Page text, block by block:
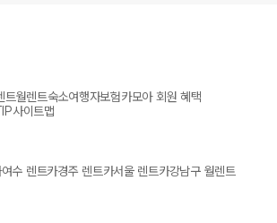
트월렌트숙소여행자보험카모아 회원 혜택
사이트맵
여수 렌트카경주 렌트카서울 렌트카강남구 월렌트